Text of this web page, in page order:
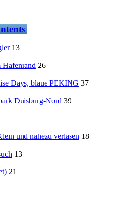
13
Hafenrand 26
Days, blaue PEKING 37
Duisburg-Nord 39
und nahezu verlasen 18
13
21